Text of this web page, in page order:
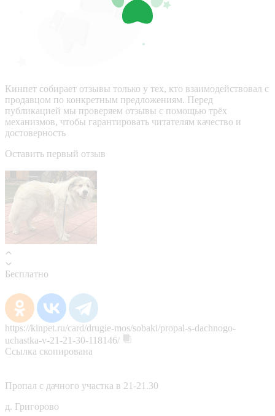
Кинпет собирает отзывы только у тех, кто взаимодействовал с
продавцом по конкретным предложениям. Перед
публикацией мы проверяем отзывы с помощью трёх
механизмов, чтобы гарантировать читателям качество и
достоверность
Оставить первый отзыв
Бесплатно
https://kinpet.ru/card/drugie-mos/sobaki/propal-s-dachnogo-
uchastka-v-21-21-30-118146/
Ссылка скопирована
Пропал с дачного участка в 21-21.30
д. Григорово